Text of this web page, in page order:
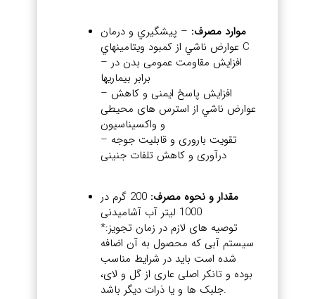
موارد مصرف: – پيشگيري و درمان
عوارض ناشي از كمبود ويتامينهاي C
– افزايش مقاومت عمومی بدن در
برابر بيماريها
– افزایش پاسخ ایمنی و كاهش
عوارض ناشي از استرس های محیطی
و واکسیناسیون
– تقویت باروری و قابلیت جوجه
درآوری و کاهش تلفات جنینی
مقدار و نحوه مصرف:
200 گرم در
1000 ليتر آب آشاميدنی
*توصیه های لازم در زمان تجویز:
سیستم آبی که محصول به آن اضافه
شده است باید در شرایط مناسب
بوده و تانکر اصلی عاری از گل و لای،
جلبک ها و یا ذرات دیگر باشد.